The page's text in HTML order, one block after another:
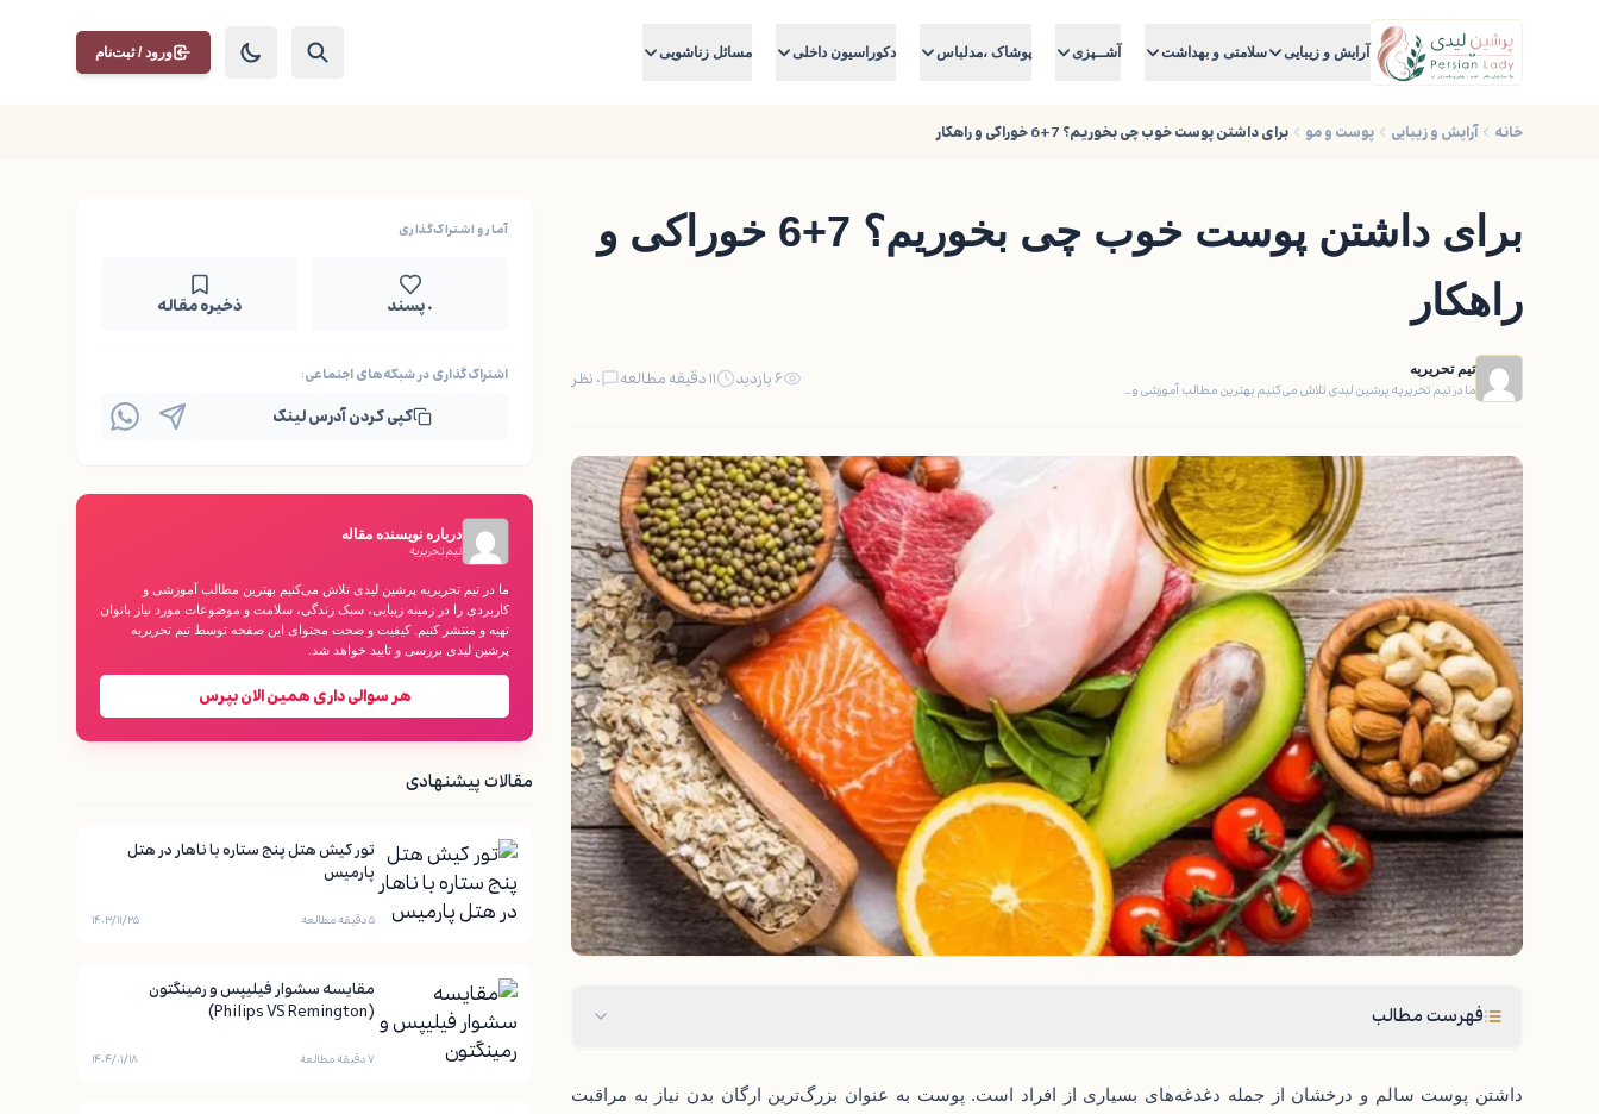
آرایش و زیبایی سلامتی و بهداشت آشــپزی پوشاک ،مدلباس دکوراسیون داخلی مسائل زناشویی ورود / ثبت‌نام
خانه آرایش و زیبایی پوست و مو برای داشتن پوست خوب چی بخوریم؟ 7+6 خوراکی و راهکار
برای داشتن پوست خوب چی بخوریم؟ 7+6 خوراکی و
راهکار
تیم تحریریه
ما در تیم تحریریه پرشین لیدی تلاش می‌کنیم بهترین مطالب آموزشی و… ۶ بازدید ۱۱ دقیقه مطالعه ۰ نظر
فهرست مطالب
داشتن پوست سالم و درخشان از جمله دغدغه‌های بسیاری از افراد است. پوست به عنوان بزرگ‌ترین ارگان بدن نیاز به مراقبت
آمار و اشتراک‌گذاری
۰ پسند ذخیره مقاله
اشتراک‌گذاری در شبکه‌های اجتماعی:
کپی کردن آدرس لینک
درباره نویسنده مقاله
تیم تحریریه
ما در تیم تحریریه پرشین لیدی تلاش می‌کنیم بهترین مطالب آموزشی و
کاربردی را در زمینه زیبایی، سبک زندگی، سلامت و موضوعات مورد نیاز بانوان
تهیه و منتشر کنیم. کیفیت و صحت محتوای این صفحه توسط تیم تحریریه
پرشین لیدی بررسی و تایید خواهد شد.
هر سوالی داری همین الان بپرس
مقالات پیشنهادی
تور کیش هتل پنج ستاره با ناهار در هتل
پارمیس
۵ دقیقه مطالعه ۱۴۰۳/۱۱/۲۵
مقایسه سشوار فیلیپس و رمینگتون
(Philips VS Remington)
۷ دقیقه مطالعه ۱۴۰۴/۰۱/۱۸